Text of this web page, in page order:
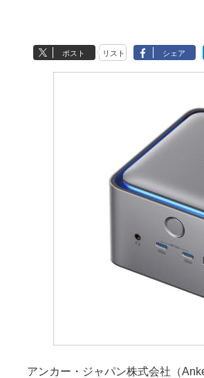
ポスト リスト シェア
アンカー・ジャパン株式会社（